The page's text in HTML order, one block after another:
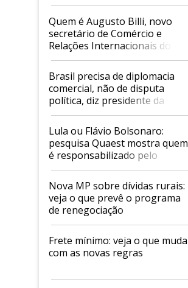
Quem é Augusto Billi, novo
secretário de Comércio e
Relações Internacionais do
Mapa
Brasil precisa de diplomacia
comercial, não de disputa
política, diz presidente da
Faesp
Lula ou Flávio Bolsonaro:
pesquisa Quaest mostra quem
é responsabilizado pelo
tarifaço dos EUA
Nova MP sobre dívidas rurais:
veja o que prevê o programa
de renegociação
Frete mínimo: veja o que muda
com as novas regras